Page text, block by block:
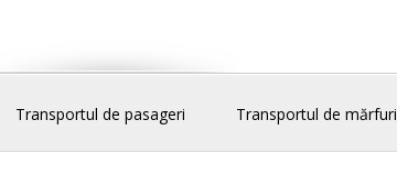
Transportul de pasageri Transportul de mărfuri